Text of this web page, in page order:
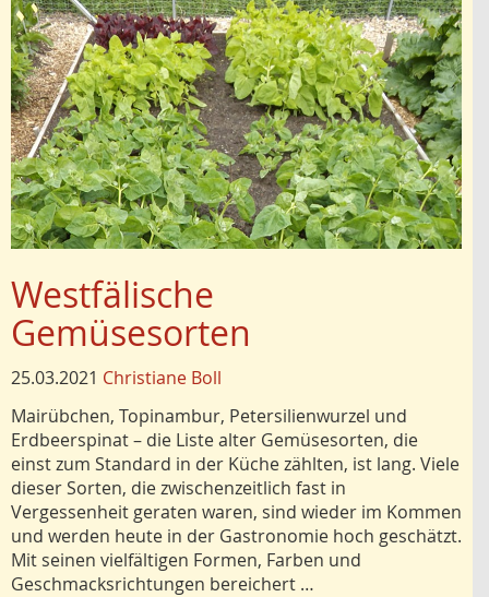
Westfälische
Gemüsesorten
25.03.2021 Christiane Boll
Mairübchen, Topinambur, Petersilienwurzel und
Erdbeerspinat – die Liste alter Gemüsesorten, die
einst zum Standard in der Küche zählten, ist lang. Viele
dieser Sorten, die zwischenzeitlich fast in
Vergessenheit geraten waren, sind wieder im Kommen
und werden heute in der Gastronomie hoch geschätzt.
Mit seinen vielfältigen Formen, Farben und
Geschmacksrichtungen bereichert …